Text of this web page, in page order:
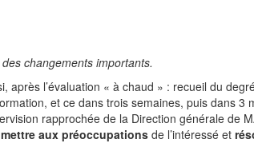
changements importants.
l’évaluation « à chaud » : recueil du
et ce dans trois semaines, puis dans 3
rapprochée de la Direction générale de
aux préoccupationsde l’intéressé et